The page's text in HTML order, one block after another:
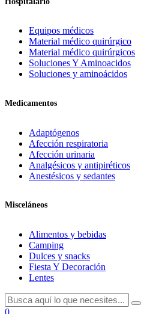
Equipos médicos
Material médico quirúrgico
Material médico quirúrgicos
Soluciones Y Aminoacidos
Soluciones y aminoácidos
Medicamentos
Adaptógenos
Afección respiratoria
Afección urinaria
Analgésicos y antipiréticos
Anestésicos y sedantes
Misceláneos
Alimentos y bebidas
Camping
Dulces y snacks
Fiesta Y Decoración
Lentes
0